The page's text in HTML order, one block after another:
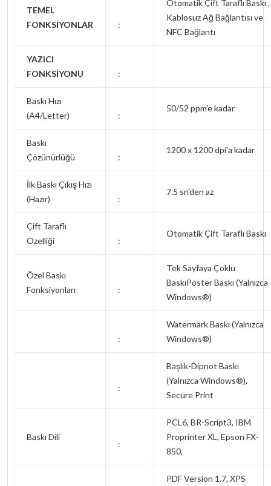
TEMEL
FONKSİYONLAR
:
Otomatik Çift Taraflı Baskı ,
Kablosuz Ağ Bağlantısı ve
NFC Bağlantı
YAZICI
FONKSİYONU
:
Baskı Hızı
(A4/Letter)
:
50/52 ppm'e kadar
Baskı
Çözünürlüğü
:
1200 x 1200 dpi'a kadar
İlk Baskı Çıkış Hızı
(Hazır)
:
7.5 sn'den az
Çift Taraflı
Özelliği
:
Otomatik Çift Taraflı Baskı
Özel Baskı
Fonksiyonları
:
Tek Sayfaya Çoklu
BaskıPoster Baskı (Yalnızca
Windows®)
:
Watermark Baskı (Yalnızca
Windows®)
:
Başlık-Dipnot Baskı
(Yalnızca Windows®),
Secure Print
Baskı Dili
:
PCL6, BR-Script3, IBM
Proprinter XL, Epson FX-
850,
PDF Version 1.7, XPS